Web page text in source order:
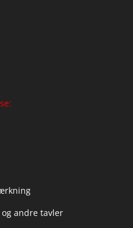
og andre tavler